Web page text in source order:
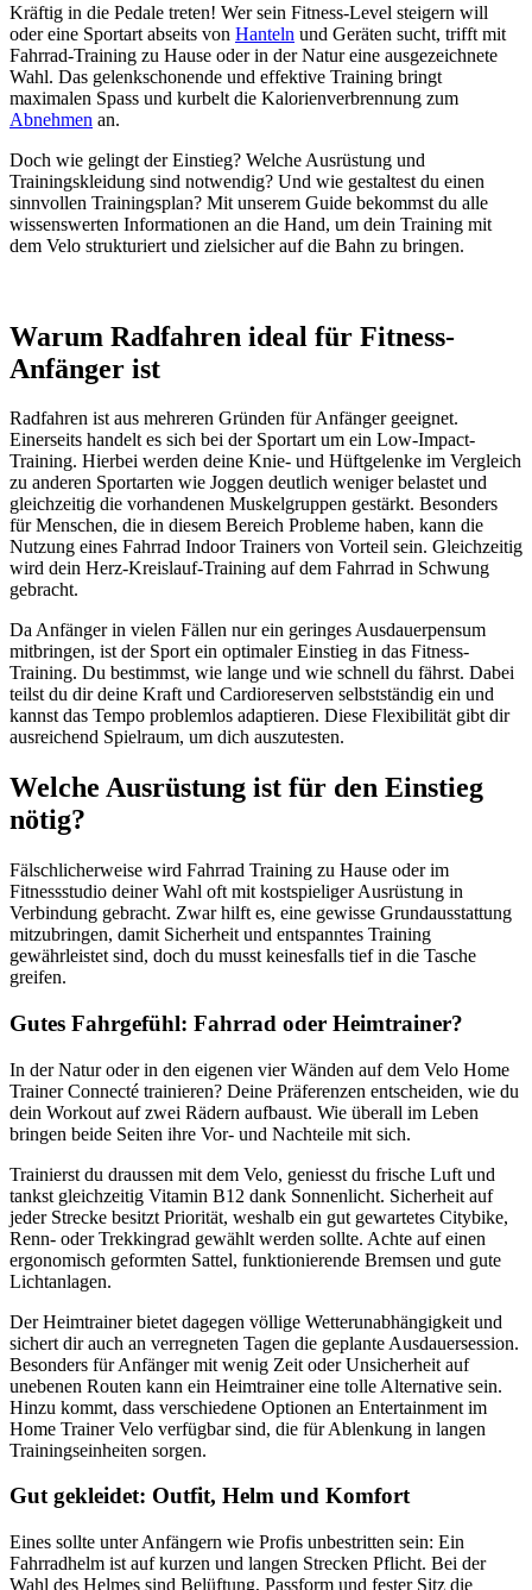
Kräftig in die Pedale treten! Wer sein Fitness-Level steigern will
oder eine Sportart abseits von Hanteln und Geräten sucht, trifft mit
Fahrrad-Training zu Hause oder in der Natur eine ausgezeichnete
Wahl. Das gelenkschonende und effektive Training bringt
Abnehmen an.
Doch wie gelingt der Einstieg? Welche Ausrüstung und
Trainingskleidung sind notwendig? Und wie gestaltest du einen
sinnvollen Trainingsplan? Mit unserem Guide bekommst du alle
wissenswerten Informationen an die Hand, um dein Training mit
dem Velo strukturiert und zielsicher auf die Bahn zu bringen.
Warum Radfahren ideal für Fitness-
Anfänger ist
Radfahren ist aus mehreren Gründen für Anfänger geeignet.
Einerseits handelt es sich bei der Sportart um ein Low-Impact-
Training. Hierbei werden deine Knie- und Hüftgelenke im Vergleich
zu anderen Sportarten wie Joggen deutlich weniger belastet und
gleichzeitig die vorhandenen Muskelgruppen gestärkt. Besonders
für Menschen, die in diesem Bereich Probleme haben, kann die
Nutzung eines Fahrrad Indoor Trainers von Vorteil sein. Gleichzeitig
wird dein Herz-Kreislauf-Training auf dem Fahrrad in Schwung
gebracht.
Da Anfänger in vielen Fällen nur ein geringes Ausdauerpensum
mitbringen, ist der Sport ein optimaler Einstieg in das Fitness-
Training. Du bestimmst, wie lange und wie schnell du fährst. Dabei
teilst du dir deine Kraft und Cardioreserven selbstständig ein und
kannst das Tempo problemlos adaptieren. Diese Flexibilität gibt dir
ausreichend Spielraum, um dich auszutesten.
Welche Ausrüstung ist für den Einstieg
nötig?
Fälschlicherweise wird Fahrrad Training zu Hause oder im
Fitnessstudio deiner Wahl oft mit kostspieliger Ausrüstung in
Verbindung gebracht. Zwar hilft es, eine gewisse Grundausstattung
mitzubringen, damit Sicherheit und entspanntes Training
gewährleistet sind, doch du musst keinesfalls tief in die Tasche
greifen.
Gutes Fahrgefühl: Fahrrad oder Heimtrainer?
In der Natur oder in den eigenen vier Wänden auf dem Velo Home
Trainer Connecté trainieren? Deine Präferenzen entscheiden, wie du
dein Workout auf zwei Rädern aufbaust. Wie überall im Leben
bringen beide Seiten ihre Vor- und Nachteile mit sich.
Trainierst du draussen mit dem Velo, geniesst du frische Luft und
tankst gleichzeitig Vitamin B12 dank Sonnenlicht. Sicherheit auf
jeder Strecke besitzt Priorität, weshalb ein gut gewartetes Citybike,
Renn- oder Trekkingrad gewählt werden sollte. Achte auf einen
ergonomisch geformten Sattel, funktionierende Bremsen und gute
Lichtanlagen.
Der Heimtrainer bietet dagegen völlige Wetterunabhängigkeit und
sichert dir auch an verregneten Tagen die geplante Ausdauersession.
Besonders für Anfänger mit wenig Zeit oder Unsicherheit auf
unebenen Routen kann ein Heimtrainer eine tolle Alternative sein.
Hinzu kommt, dass verschiedene Optionen an Entertainment im
Home Trainer Velo verfügbar sind, die für Ablenkung in langen
Trainingseinheiten sorgen.
Gut gekleidet: Outfit, Helm und Komfort
Eines sollte unter Anfängern wie Profis unbestritten sein: Ein
Fahrradhelm ist auf kurzen und langen Strecken Pflicht. Bei der
Wahl des Helmes sind Belüftung, Passform und fester Sitz die